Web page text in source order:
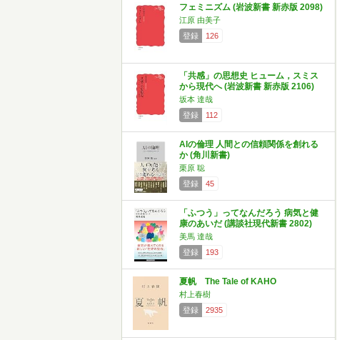
フェミニズム (岩波新書 新赤版 2098)
江原 由美子
登録
126
「共感」の思想史 ヒューム，スミス
から現代へ (岩波新書 新赤版 2106)
坂本 達哉
登録
112
AIの倫理 人間との信頼関係を創れる
か (角川新書)
栗原 聡
登録
45
「ふつう」ってなんだろう 病気と健
康のあいだ (講談社現代新書 2802)
美馬 達哉
登録
193
夏帆 The Tale of KAHO
村上春樹
登録
2935